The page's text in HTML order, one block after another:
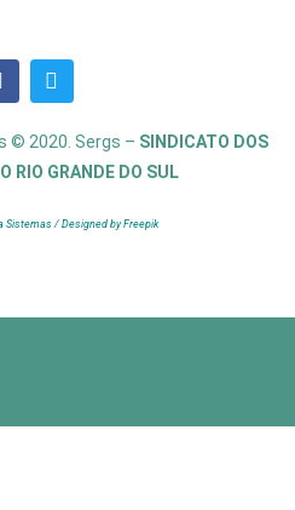
© 2020. Sergs – SINDICATO DOS
RIO GRANDE DO SUL
Sistemas / Designed by Freepik